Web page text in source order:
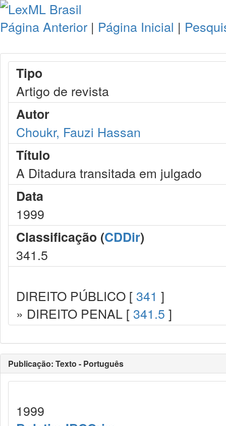
Página Anterior | Página Inicial |
Tipo
Artigo de revista
Autor
Choukr, Fauzi Hassan
Título
A Ditadura transitada em julgado
Data
1999
Classificação (CDDir)
341.5
DIREITO PÚBLICO [ 341 ]
» DIREITO PENAL [ 341.5 ]
Publicação: Texto - Português
1999